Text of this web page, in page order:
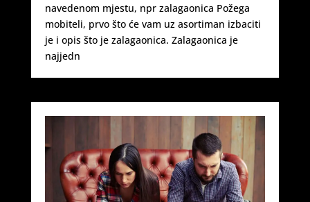
navedenom mjestu, npr zalagaonica Požega
mobiteli, prvo što će vam uz asortiman izbaciti
je i opis što je zalagaonica. Zalagaonica je
najjedn